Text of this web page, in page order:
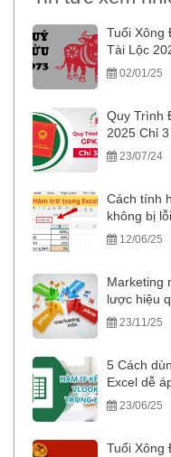
Tuổi Xông
Tài Lộc
02/01/25
Quy Trình
2025 Chỉ
23/07/24
Cách tính
không bị lỗi
12/06/25
Marketing
lược hiệu
23/11/25
5 Cách
Excel dễ
23/06/25
Tuổi Xông